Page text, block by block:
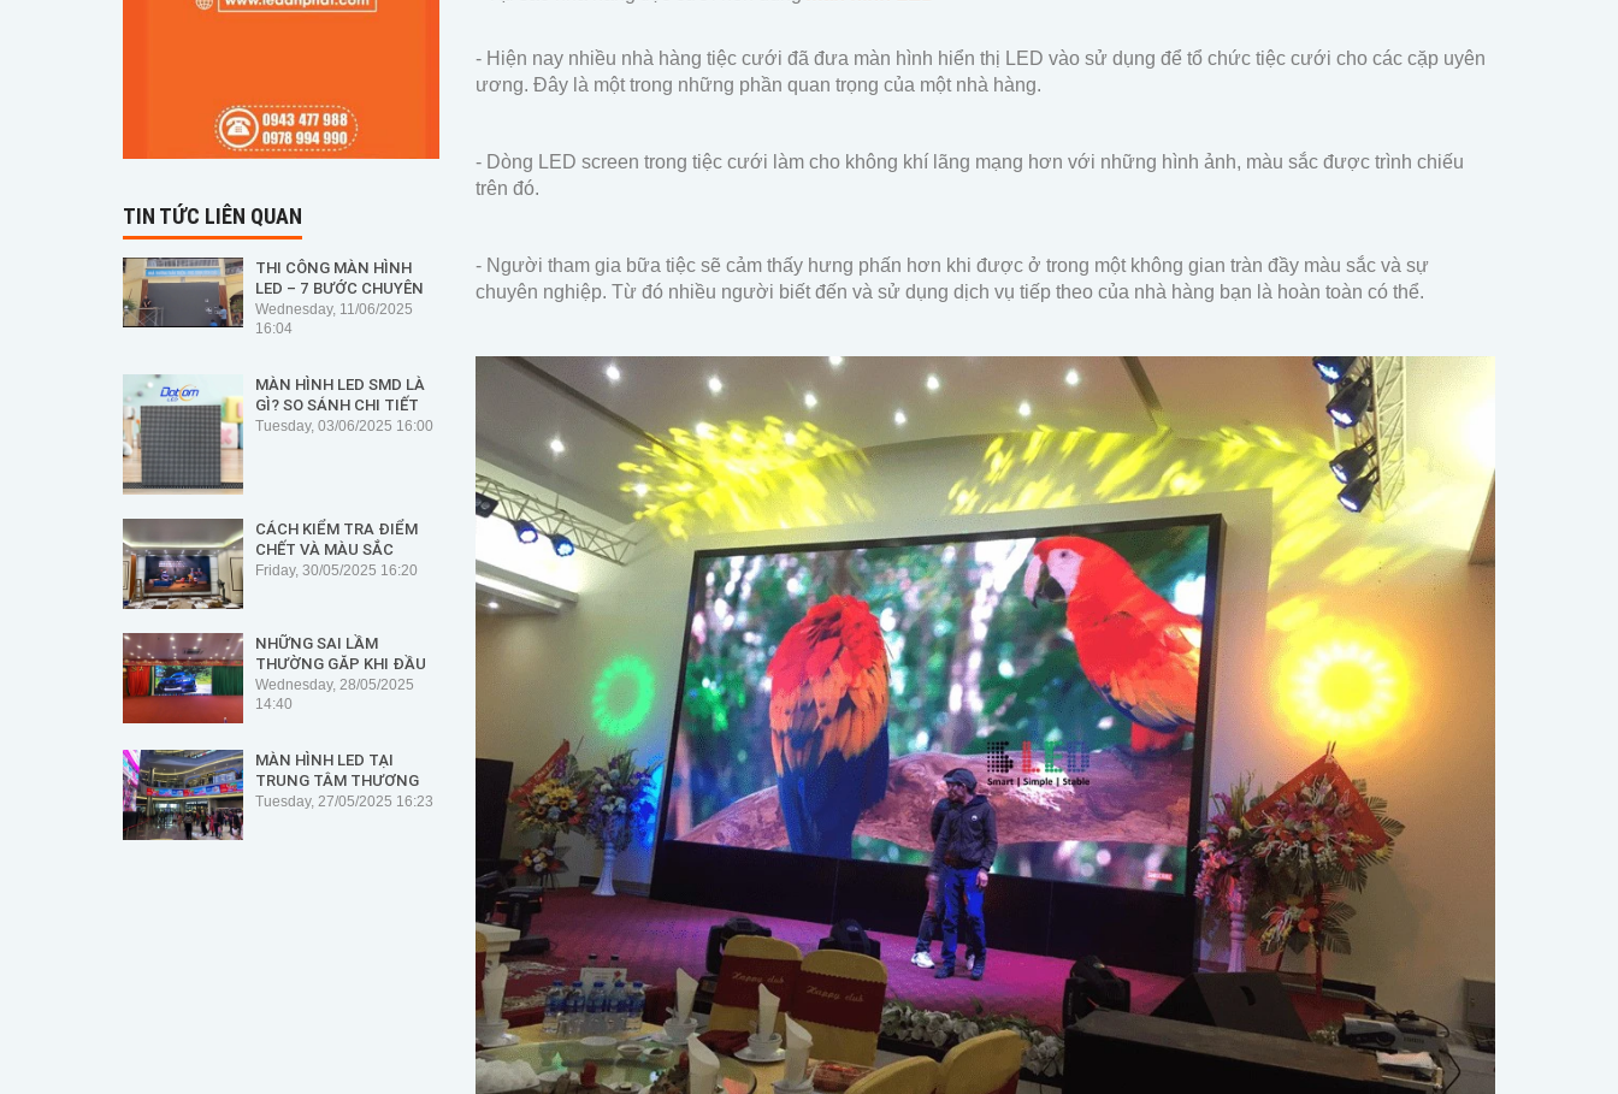
TIN TỨC LIÊN QUAN
THI CÔNG MÀN HÌNH
LED – 7 BƯỚC CHUYÊN
NGHIỆP ĐỂ ĐẢM BẢO
AN TOÀN, HIỆU SUẤT VÀ
Wednesday, 11/06/2025
16:04
MÀN HÌNH LED SMD LÀ
GÌ? SO SÁNH CHI TIẾT
VỚI CÁC LOẠI LED KHÁC
Tuesday, 03/06/2025 16:00
CÁCH KIỂM TRA ĐIỂM
CHẾT VÀ MÀU SẮC
KHÔNG ĐỒNG ĐỀU TRÊN
Friday, 30/05/2025 16:20
NHỮNG SAI LẦM
THƯỜNG GẶP KHI ĐẦU
TƯ MÀN HÌNH LED – VÀ
CÁCH KHẮC PHỤC
Wednesday, 28/05/2025
14:40
MÀN HÌNH LED TẠI
TRUNG TÂM THƯƠNG
MẠI, SIÊU THỊ: GIẢI
Tuesday, 27/05/2025 16:23
- Hiện nay nhiều nhà hàng tiệc cưới đã đưa màn hình hiển thị LED vào sử dụng để tổ chức tiệc cưới cho các cặp uyên
ương. Đây là một trong những phần quan trọng của một nhà hàng.
- Dòng LED screen trong tiệc cưới làm cho không khí lãng mạng hơn với những hình ảnh, màu sắc được trình chiếu
trên đó.
- Người tham gia bữa tiệc sẽ cảm thấy hưng phấn hơn khi được ở trong một không gian tràn đầy màu sắc và sự
chuyên nghiệp. Từ đó nhiều người biết đến và sử dụng dịch vụ tiếp theo của nhà hàng bạn là hoàn toàn có thể.